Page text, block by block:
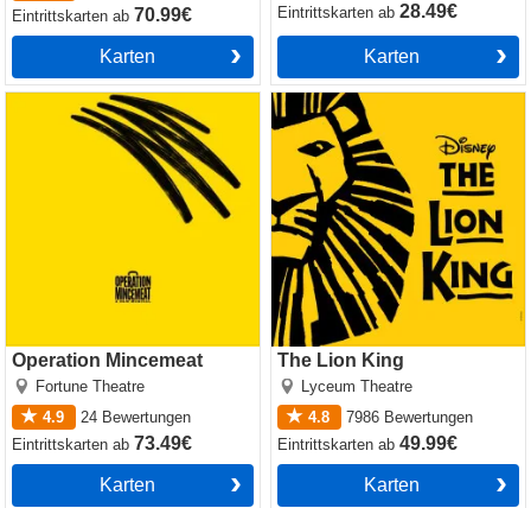
Eintrittskartenab 70.99€
Karten
Eintrittskartenab28.49€
Karten
Operation Mincemeat
Fortune Theatre
4.9
24 Bewertungen
Eintrittskartenab 73.49€
Karten
Operation Mincemeat
The Lion King
Lyceum Theatre
4.8
7986 Bewertungen
Eintrittskartenab49.99€
Karten
The Lion King